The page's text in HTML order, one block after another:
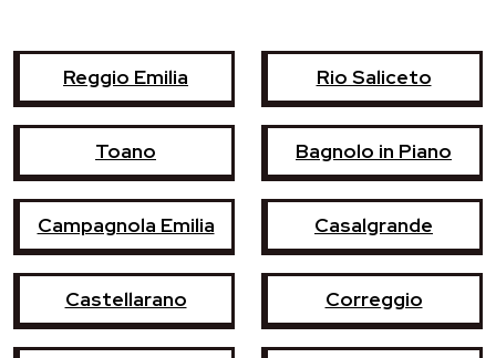
Reggio Emilia Rio Saliceto
Toano Bagnolo in Piano
Campagnola Emilia Casalgrande
Castellarano Correggio